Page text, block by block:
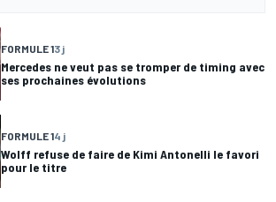
FORMULE 13 j
Mercedes ne veut pas se tromper de timing avec
ses prochaines évolutions
FORMULE 14 j
Wolff refuse de faire de Kimi Antonelli le favori
pour le titre